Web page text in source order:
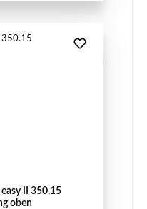
II 350.15
oben